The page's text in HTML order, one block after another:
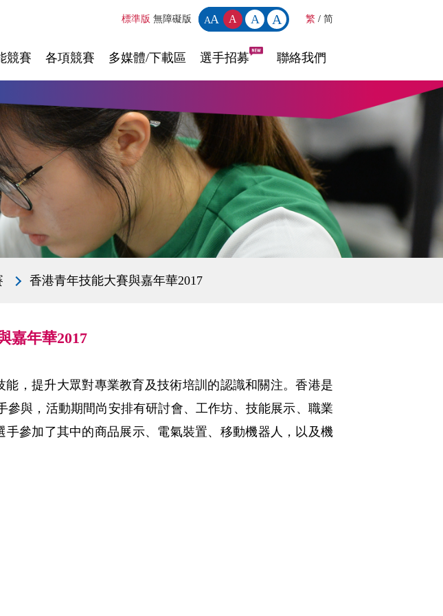
標準版 無障礙版 AA A A A 繁 / 简
競賽 各項競賽 多媒體/下載區 選手招募 聯絡我們
香港青年技能大賽與嘉年華2017
嘉年華2017
，提升大眾對專業教育及技術培訓的認識和關注。香港是
與，活動期間尚安排有研討會、工作坊、技能展示、職業
參加了其中的商品展示、電氣裝置、移動機器人，以及機